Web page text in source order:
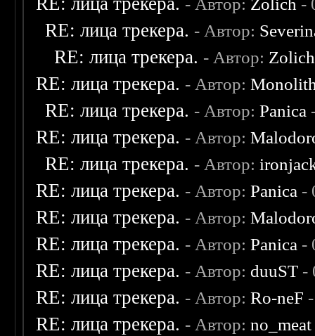
- Автор: Zolich -
RE: лица трекера. - Автор:
RE: лица трекера. - Автор: Zolich
RE: лица трекера. - Автор:
RE: лица трекера. - Автор:Panica
RE: лица трекера. - Автор:
RE: лица трекера. - Автор:
RE: лица трекера. - Автор:Panica -
RE: лица трекера. - Автор:
RE: лица трекера. - Автор:Panica -
RE: лица трекера. - Автор: duuST -
RE: лица трекера. - Автор:Ro-neF
RE: лица трекера. - Автор:no_meat